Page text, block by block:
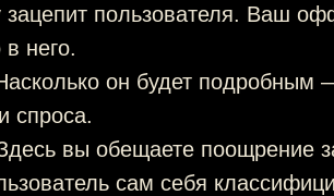
зацепит пользователя. Ваш
него.
он будет подробным
спроса.
вы обещаете поощрение
сам себя